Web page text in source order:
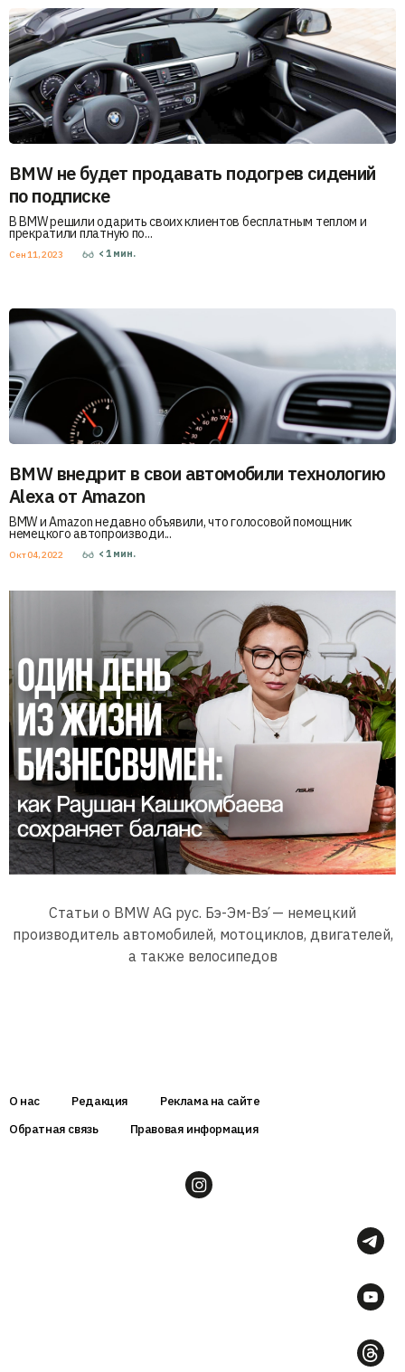
BMW не будет продавать подогрев сидений
по подписке
В BMW решили одарить своих клиентов бесплатным теплом и
прекратили платную по...
Сен 11, 2023 < 1 мин.
BMW внедрит в свои автомобили технологию
Alexa от Amazon
BMW и Amazon недавно объявили, что голосовой помощник
немецкого автопроизводи...
Окт 04, 2022 < 1 мин.
Статьи о BMW AG рус. Бэ-Эм-Вэ́ — немецкий
производитель автомобилей, мотоциклов, двигателей,
а также велосипедов
О нас Редакция
Реклама на сайте
Обратная связь
Правовая информация